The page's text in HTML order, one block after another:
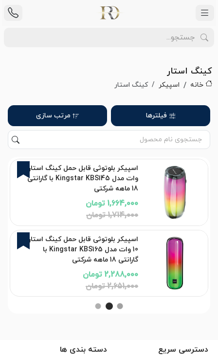
کینگ استار
خانه اسپیکر کینگ استار
فیلترها مرتب سازی
3%
وات مدل Kingstar KBS145 با گارانتی
18 ماهه شرکتی
1,664,000 تومان
1,714,000 تومان
14%
اسپیکر بلوتوثی قابل حمل کینگ استار
10 وات مدل Kingstar KBS165 با
گارانتی 18 ماهه شرکتی
2,288,000 تومان
2,651,000 تومان
دسترسی سریع دسته بندی ها